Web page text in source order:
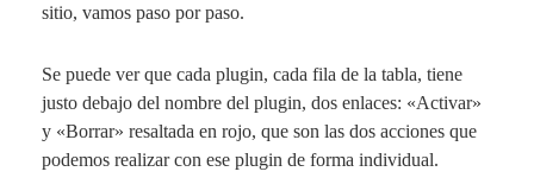
sitio, vamos paso por paso.
Se puede ver que cada plugin, cada fila de la tabla, tiene
justo debajo del nombre del plugin, dos enlaces: «Activar»
y «Borrar» resaltada en rojo, que son las dos acciones que
podemos realizar con ese plugin de forma individual.